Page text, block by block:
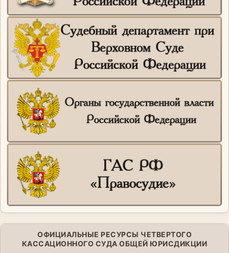
ОФИЦИАЛЬНЫЕ РЕСУРСЫ ЧЕТВЕРТОГО
КАССАЦИОННОГО СУДА ОБЩЕЙ ЮРИСДИКЦИИ